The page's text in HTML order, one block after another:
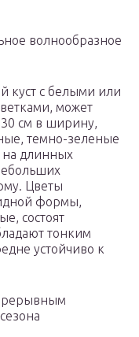
волнообразное
куст с белыми или
может
30 см в ширину,
темно-зеленые
на длинных
Цветы
формы,
состоят
тонким
устойчиво к